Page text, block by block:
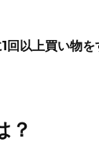
回以上買い物
？